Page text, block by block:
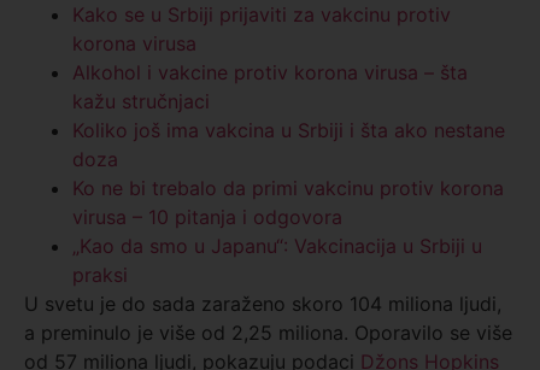
Kako se u Srbiji prijaviti za vakcinu protiv
korona virusa
Alkohol i vakcine protiv korona virusa – šta
kažu stručnjaci
Koliko još ima vakcina u Srbiji i šta ako nestane
doza
Ko ne bi trebalo da primi vakcinu protiv korona
virusa – 10 pitanja i odgovora
„Kao da smo u Japanu“: Vakcinacija u Srbiji u
praksi
U svetu je do sada zaraženo skoro 104 miliona ljudi,
a preminulo je više od 2,25 miliona. Oporavilo se više
od 57 miliona ljudi, pokazuju podaci Džons Hopkins